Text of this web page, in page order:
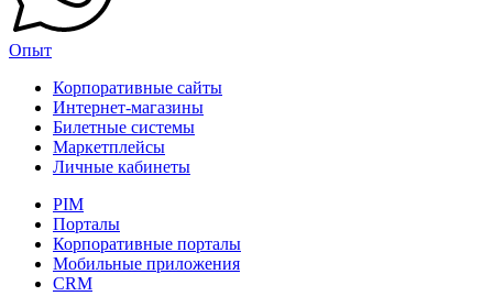
Опыт
Корпоративные сайты
Интернет-магазины
Билетные системы
Маркетплейсы
Личные кабинеты
PIM
Порталы
Корпоративные порталы
Мобильные приложения
CRM